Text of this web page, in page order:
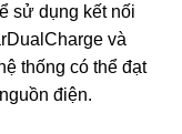
sử dụng kết nối
và
thống có thể đạt
điện.